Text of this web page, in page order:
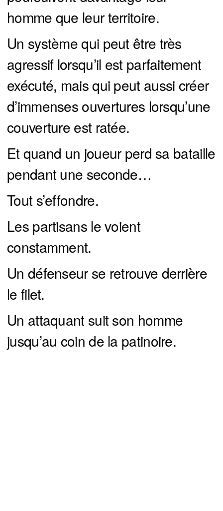
homme que leur territoire.
Un système qui peut être très
agressif lorsqu’il est parfaitement
exécuté, mais qui peut aussi créer
d’immenses ouvertures lorsqu’une
couverture est ratée.
Et quand un joueur perd sa bataille
pendant une seconde…
Tout s’effondre.
Les partisans le voient
constamment.
Un défenseur se retrouve derrière
le filet.
Un attaquant suit son homme
jusqu’au coin de la patinoire.